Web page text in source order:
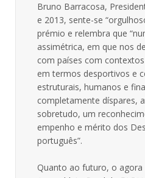
Bruno Barracosa,
e 2013, sente-se
prémio e relembra que
assimétrica, em que nos
com países com
em termos desportivos e
estruturais, humanos e
completamente díspares,
sobretudo, um
empenho e mérito dos
português”.
Quanto ao futuro, o agora